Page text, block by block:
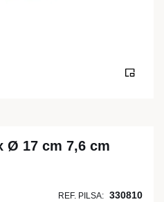
Ø 17 cm 7,6 cm
REF. PILSA: 330810